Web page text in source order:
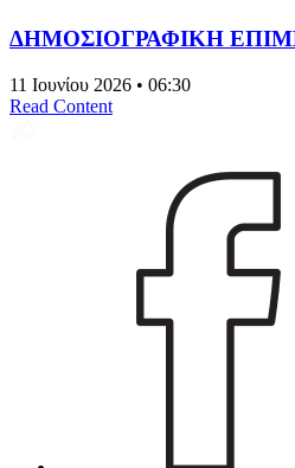
ΔΗΜΟΣΙΟΓΡΑΦΙΚΗ
11 Ιουνίου 2026 • 06:30
Read Content